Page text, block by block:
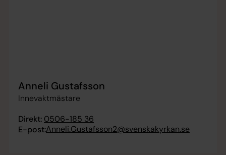
Anneli Gustafsson
Innevaktmästare
Direkt: 0506-185 36
E-post:Anneli.Gustafsson2@svenskakyrkan.se